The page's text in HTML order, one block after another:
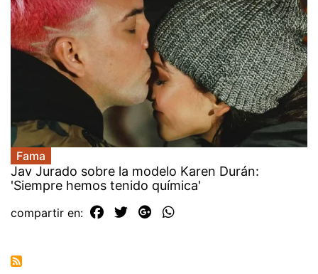
Fama
Jav Jurado sobre la modelo Karen Durán:
'Siempre hemos tenido química'
compartir en: